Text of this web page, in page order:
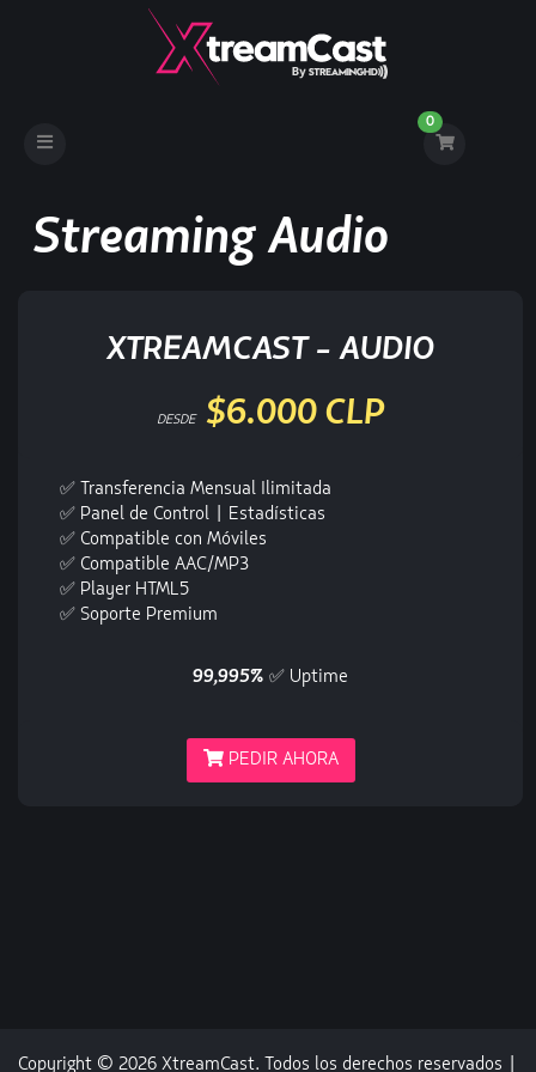
Toggle
0
Streaming Audio
XTREAMCAST - AUDIO
DESDE $6.000 CLP
✅ Transferencia Mensual Ilimitada
✅ Panel de Control | Estadísticas
✅ Compatible con Móviles
✅ Compatible AAC/MP3
✅ Player HTML5
✅ Soporte Premium
99,995% ✅ Uptime
PEDIR AHORA
Copyright © 2026 XtreamCast. Todos los derechos reservados |